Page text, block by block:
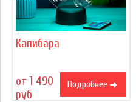
Капибара
от 1 490
руб
Подробнее